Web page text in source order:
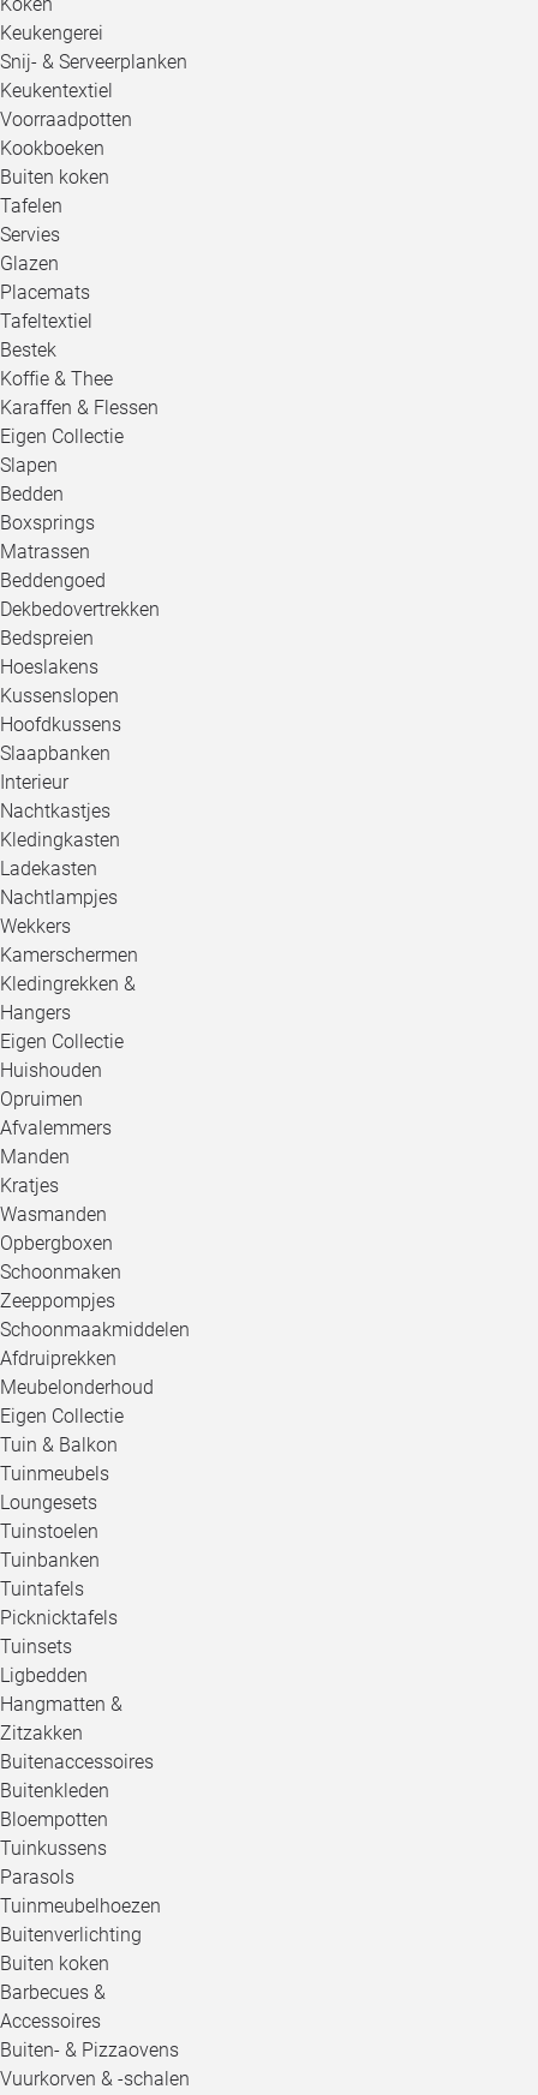
Keukengerei
Snij- & Serveerplanken
Keukentextiel
Voorraadpotten
Kookboeken
Buiten koken
Tafelen
Servies
Glazen
Placemats
Tafeltextiel
Bestek
Koffie & Thee
Karaffen & Flessen
Eigen Collectie
Slapen
Bedden
Boxsprings
Matrassen
Beddengoed
Dekbedovertrekken
Bedspreien
Hoeslakens
Kussenslopen
Hoofdkussens
Slaapbanken
Interieur
Nachtkastjes
Kledingkasten
Ladekasten
Nachtlampjes
Wekkers
Kamerschermen
Kledingrekken &
Hangers
Eigen Collectie
Huishouden
Opruimen
Afvalemmers
Manden
Kratjes
Wasmanden
Opbergboxen
Schoonmaken
Zeeppompjes
Schoonmaakmiddelen
Afdruiprekken
Meubelonderhoud
Eigen Collectie
Tuin & Balkon
Tuinmeubels
Loungesets
Tuinstoelen
Tuinbanken
Tuintafels
Picknicktafels
Tuinsets
Ligbedden
Hangmatten &
Zitzakken
Buitenaccessoires
Buitenkleden
Bloempotten
Tuinkussens
Parasols
Tuinmeubelhoezen
Buitenverlichting
Buiten koken
Barbecues &
Accessoires
Buiten- & Pizzaovens
Vuurkorven & -schalen